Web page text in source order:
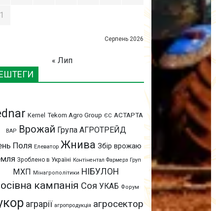
Серпень 2026
« Лип
Kernel Tekom Agro Group ЄС АСТАРТА
ВАР Врожай Група АГРОТРЕЙД
Поля Елеватор Жнива Збір врожаю
Зроблено в Україні Контінентал Фармерз Груп
МХП Мінагрополітики НІБУЛОН
кампанія Соя УКАБ Форум
аграрії агропродукція агросектор